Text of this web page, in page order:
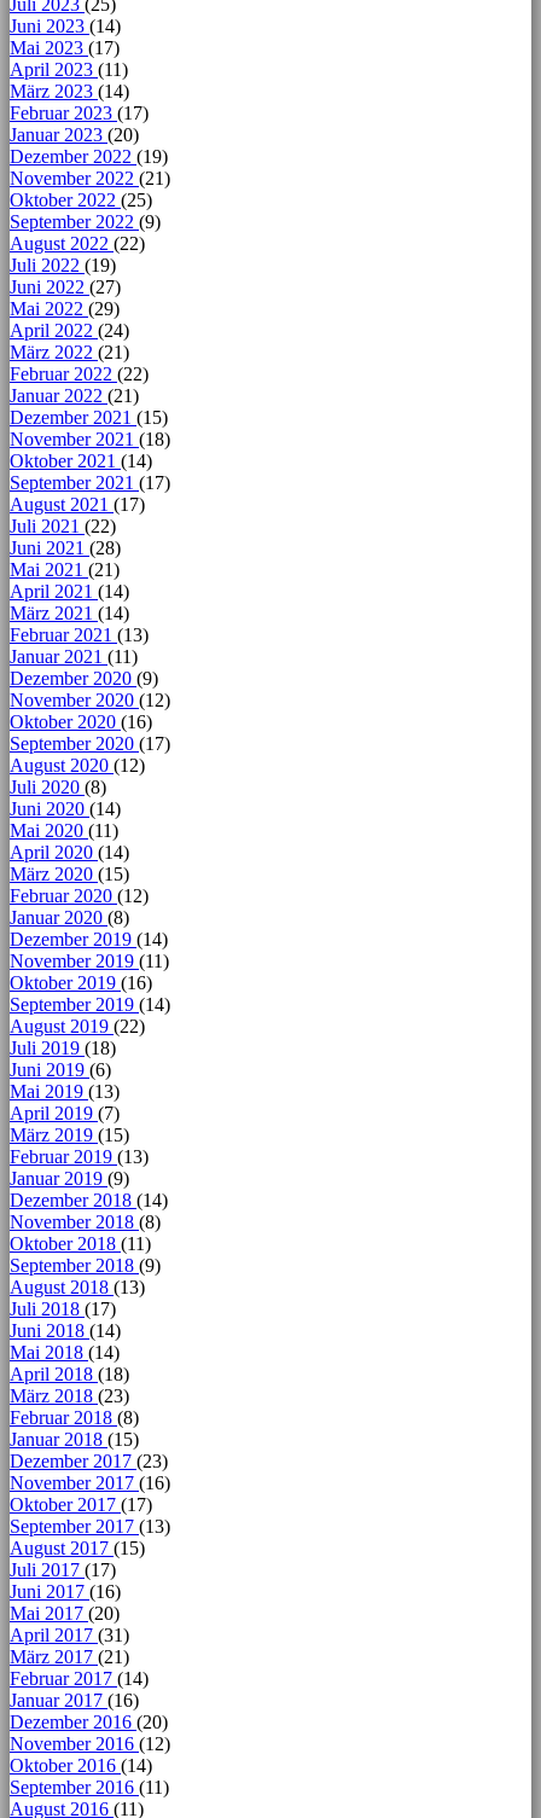
Juni 2023 (14)
Mai 2023 (17)
April 2023 (11)
März 2023 (14)
Februar 2023 (17)
Januar 2023 (20)
Dezember 2022 (19)
November 2022 (21)
Oktober 2022 (25)
September 2022 (9)
August 2022 (22)
Juli 2022 (19)
Juni 2022 (27)
Mai 2022 (29)
April 2022 (24)
März 2022 (21)
Februar 2022 (22)
Januar 2022 (21)
Dezember 2021 (15)
November 2021 (18)
Oktober 2021 (14)
September 2021 (17)
August 2021 (17)
Juli 2021 (22)
Juni 2021 (28)
Mai 2021 (21)
April 2021 (14)
März 2021 (14)
Februar 2021 (13)
Januar 2021 (11)
Dezember 2020 (9)
November 2020 (12)
Oktober 2020 (16)
September 2020 (17)
August 2020 (12)
Juli 2020 (8)
Juni 2020 (14)
Mai 2020 (11)
April 2020 (14)
März 2020 (15)
Februar 2020 (12)
Januar 2020 (8)
Dezember 2019 (14)
November 2019 (11)
Oktober 2019 (16)
September 2019 (14)
August 2019 (22)
Juli 2019 (18)
Juni 2019 (6)
Mai 2019 (13)
April 2019 (7)
März 2019 (15)
Februar 2019 (13)
Januar 2019 (9)
Dezember 2018 (14)
November 2018 (8)
Oktober 2018 (11)
September 2018 (9)
August 2018 (13)
Juli 2018 (17)
Juni 2018 (14)
Mai 2018 (14)
April 2018 (18)
März 2018 (23)
Februar 2018 (8)
Januar 2018 (15)
Dezember 2017 (23)
November 2017 (16)
Oktober 2017 (17)
September 2017 (13)
August 2017 (15)
Juli 2017 (17)
Juni 2017 (16)
Mai 2017 (20)
April 2017 (31)
März 2017 (21)
Februar 2017 (14)
Januar 2017 (16)
Dezember 2016 (20)
November 2016 (12)
Oktober 2016 (14)
September 2016 (11)
August 2016 (11)